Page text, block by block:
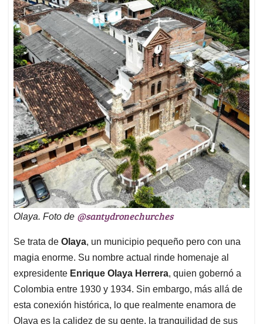
Olaya. Foto de @santydronechurches
Se trata de Olaya, un municipio pequeño pero con una
magia enorme. Su nombre actual rinde homenaje al
expresidente Enrique Olaya Herrera, quien gobernó a
Colombia entre 1930 y 1934. Sin embargo, más allá de
esta conexión histórica, lo que realmente enamora de
Olaya es la calidez de su gente, la tranquilidad de sus